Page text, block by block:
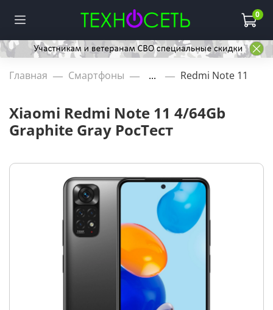
0
Главная Смартфоны ... Redmi Note 11
Xiaomi Redmi Note 11 4/64Gb
Graphite Gray РосТест